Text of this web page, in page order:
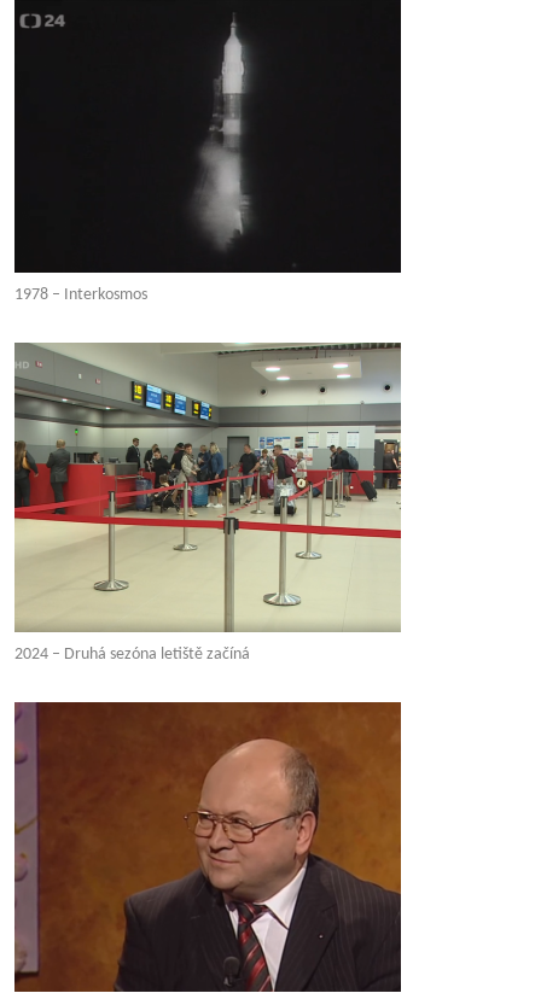
1978 – Interkosmos
2024 – Druhá sezóna letiště začíná